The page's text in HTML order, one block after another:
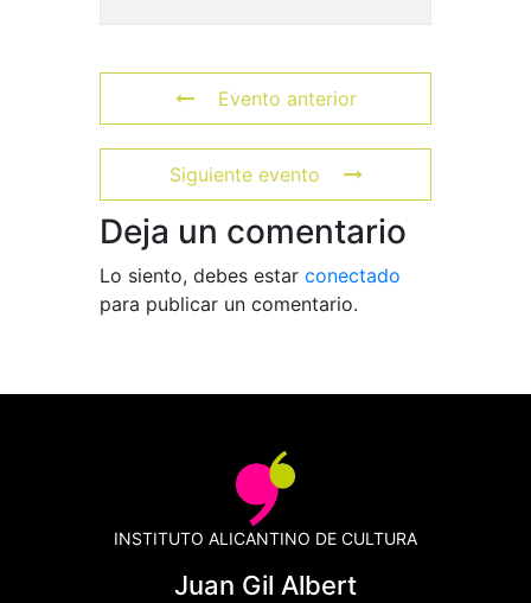
Evento anterior
Siguiente evento
Deja un comentario
Lo siento, debes estar conectado
para publicar un comentario.
INSTITUTO ALICANTINO DE CULTURA
Juan Gil Albert